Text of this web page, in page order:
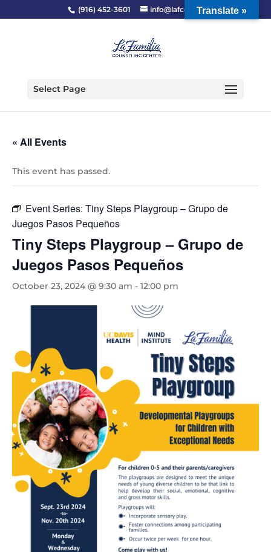
(916) 452-3601 info@lafcc.org
Select Page
« All Events
This event has passed.
Event Series: Tiny Steps Playgroup – Grupo de
Juegos Pasos Pequeños
Tiny Steps Playgroup – Grupo de
Juegos Pasos Pequeños
October 23, 2024 @ 9:30 am - 12:00 pm
Translate »